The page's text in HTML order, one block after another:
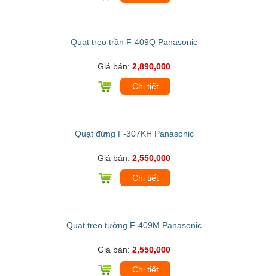
Quạt treo trần F-409Q Panasonic
Giá bán: 2,890,000
Chi tiết
Quạt đứng F-307KH Panasonic
Giá bán: 2,550,000
Chi tiết
Quạt treo tường F-409M Panasonic
Giá bán: 2,550,000
Chi tiết